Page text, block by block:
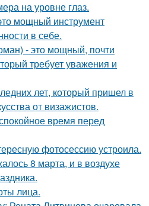
на уровне глаз.
мощный инструмент
в себе.
- это мощный, почти
требует уважения и
лет, который пришел в
от визажистов.
время перед
фотосессию устроила.
8 марта, и в воздухе
лица.